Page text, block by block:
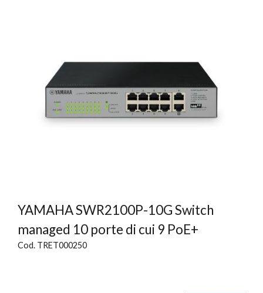
YAMAHA SWR2100P-10G Switch
managed 10 porte di cui 9 PoE+
Cod. TRET000250